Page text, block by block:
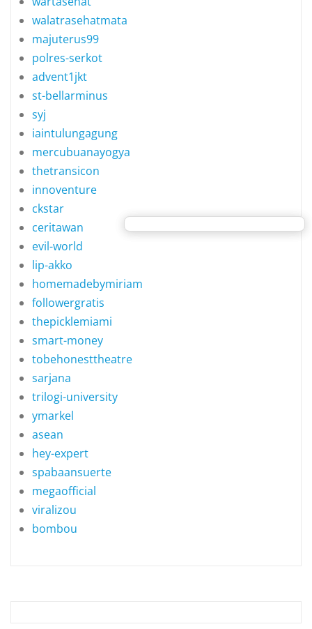
walatrasehatmata
majuterus99
polres-serkot
advent1jkt
st-bellarminus
syj
iaintulungagung
mercubuanayogya
thetransicon
innoventure
ckstar
ceritawan
evil-world
lip-akko
homemadebymiriam
followergratis
thepicklemiami
smart-money
tobehonesttheatre
sarjana
trilogi-university
ymarkel
asean
hey-expert
spabaansuerte
megaofficial
viralizou
bombou